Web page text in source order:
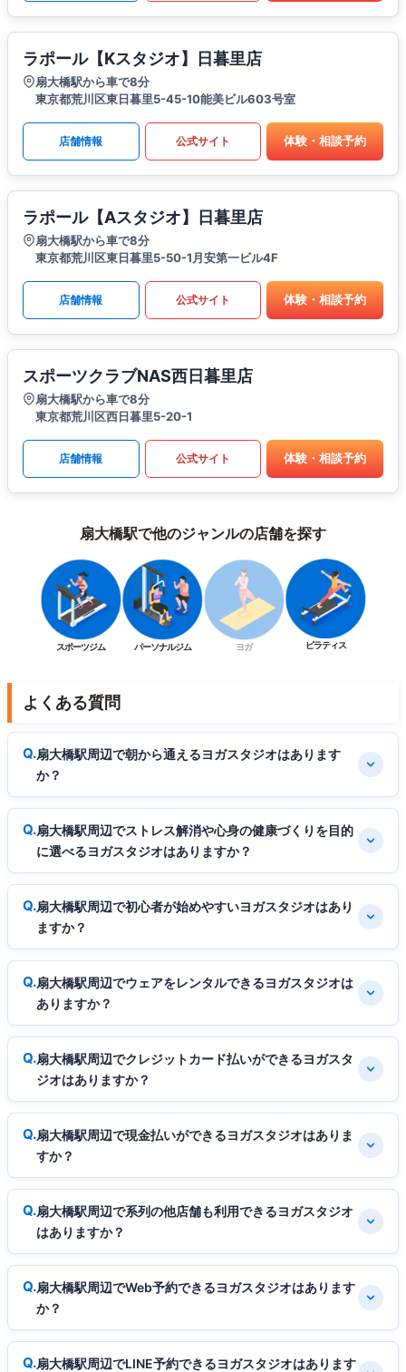
ラポール【Kスタジオ】日暮里店
扇大橋駅から車で8分
東京都荒川区東日暮里5-45-10能美ビル603号室
店舗情報 公式サイト 体験・相談予約
ラポール【Aスタジオ】日暮里店
扇大橋駅から車で8分
東京都荒川区東日暮里5-50-1月安第一ビル4F
店舗情報 公式サイト 体験・相談予約
スポーツクラブNAS西日暮里店
扇大橋駅から車で8分
東京都荒川区西日暮里5-20-1
店舗情報 公式サイト 体験・相談予約
扇大橋駅で他のジャンルの店舗を探す
スポーツジム パーソナルジム ヨガ ピラティス
よくある質問
扇大橋駅周辺で朝から通えるヨガスタジオはあります
か？
扇大橋駅周辺でストレス解消や心身の健康づくりを目的
に選べるヨガスタジオはありますか？
扇大橋駅周辺で初心者が始めやすいヨガスタジオはあり
ますか？
扇大橋駅周辺でウェアをレンタルできるヨガスタジオは
ありますか？
扇大橋駅周辺でクレジットカード払いができるヨガスタ
ジオはありますか？
扇大橋駅周辺で現金払いができるヨガスタジオはありま
すか？
扇大橋駅周辺で系列の他店舗も利用できるヨガスタジオ
はありますか？
扇大橋駅周辺でWeb予約できるヨガスタジオはあります
か？
扇大橋駅周辺でLINE予約できるヨガスタジオはあります